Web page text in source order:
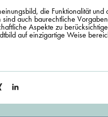
die Funktionalität
auch baurechtliche
Aspekte zu
auf einzigartige Weise